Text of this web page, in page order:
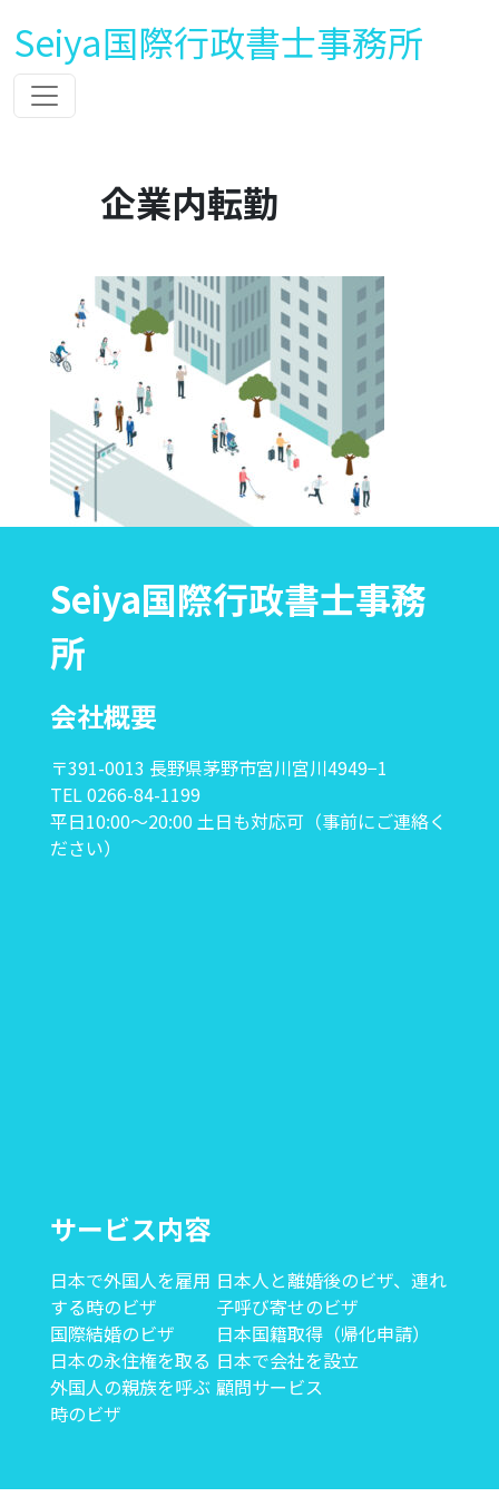
Seiya国際行政書士事務所
企業内転勤
Seiya国際行政書士事務
所
会社概要
〒391-0013 長野県茅野市宮川宮川4949−1
TEL 0266-84-1199
平日10:00〜20:00 土日も対応可（事前にご連絡く
ださい）
サービス内容
日本で外国人を雇用
する時のビザ
国際結婚のビザ
日本の永住権を取る
外国人の親族を呼ぶ
時のビザ
日本人と離婚後のビザ、連れ
子呼び寄せのビザ
日本国籍取得（帰化申請）
日本で会社を設立
顧問サービス